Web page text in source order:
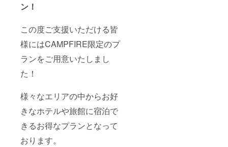
ン！
この度ご支援いただける皆
様にはCAMPFIRE限定のプ
ランをご用意いたしまし
た！
様々なエリアの中からお好
きなホテルや旅館に宿泊で
きるお得なプランとなって
おります。